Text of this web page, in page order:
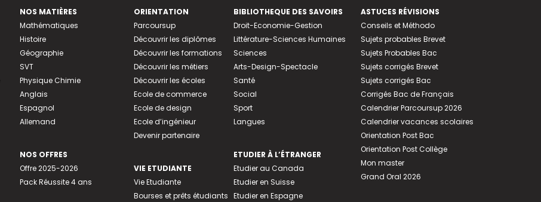
NOS MATIÈRES
Mathématiques
Histoire
Géographie
SVT
Physique Chimie
Anglais
Espagnol
Allemand
NOS OFFRES
Offre 2025-2026
Pack Réussite 4 ans
ORIENTATION
Parcoursup
Découvrir les diplômes
Découvrir les formations
Découvrir les métiers
Découvrir les écoles
Ecole de commerce
Ecole de design
Ecole d’ingénieur
Devenir partenaire
VIE ETUDIANTE
Vie Etudiante
Bourses et prêts étudiants
BIBLIOTHEQUE DES SAVOIRS
Droit-Economie-Gestion
Littérature-Sciences Humaines
Sciences
Arts-Design-Spectacle
Santé
Social
Sport
Langues
ETUDIER À L’ÉTRANGER
Etudier au Canada
Etudier en Suisse
Etudier en Espagne
ASTUCES RÉVISIONS
Conseils et Méthodo
Sujets probables Brevet
Sujets Probables Bac
Sujets corrigés Brevet
Sujets corrigés Bac
Corrigés Bac de Français
Calendrier Parcoursup 2026
Calendrier vacances scolaires
Orientation Post Bac
Orientation Post Collège
Mon master
Grand Oral 2026